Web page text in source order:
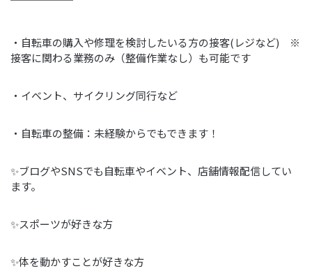
￣￣￣￣￣￣
・自転車の購入や修理を検討したいる方の接客(レジなど) ※
接客に関わる業務のみ（整備作業なし）も可能です
・イベント、サイクリング同行など
・自転車の整備：未経験からでもできます！
✨ブログやSNSでも自転車やイベント、店舗情報配信してい
ます。
✨スポーツが好きな方
✨体を動かすことが好きな方